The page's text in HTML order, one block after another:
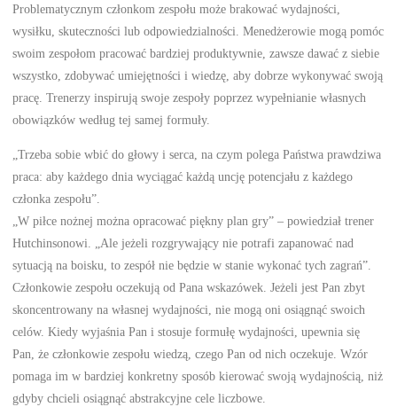
Problematycznym członkom zespołu może brakować wydajności,
wysiłku, skuteczności lub odpowiedzialności. Menedżerowie mogą pomóc
swoim zespołom pracować bardziej produktywnie, zawsze dawać z siebie
wszystko, zdobywać umiejętności i wiedzę, aby dobrze wykonywać swoją
pracę. Trenerzy inspirują swoje zespoły poprzez wypełnianie własnych
obowiązków według tej samej formuły.
„Trzeba sobie wbić do głowy i serca, na czym polega Państwa prawdziwa
praca: aby każdego dnia wyciągać każdą uncję potencjału z każdego
członka zespołu”.
„W piłce nożnej można opracować piękny plan gry” – powiedział trener
Hutchinsonowi. „Ale jeżeli rozgrywający nie potrafi zapanować nad
sytuacją na boisku, to zespół nie będzie w stanie wykonać tych zagrań”.
Członkowie zespołu oczekują od Pana wskazówek. Jeżeli jest Pan zbyt
skoncentrowany na własnej wydajności, nie mogą oni osiągnąć swoich
celów. Kiedy wyjaśnia Pan i stosuje formułę wydajności, upewnia się
Pan, że członkowie zespołu wiedzą, czego Pan od nich oczekuje. Wzór
pomaga im w bardziej konkretny sposób kierować swoją wydajnością, niż
gdyby chcieli osiągnąć abstrakcyjne cele liczbowe.